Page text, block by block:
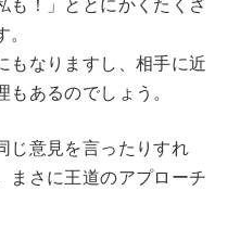
もなりますし、相手に近
あるのでしょう。
じ意見を言ったりすれ
まさに王道のアプローチ